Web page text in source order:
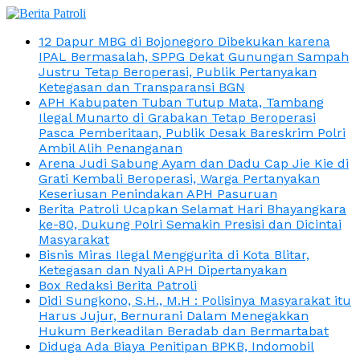
12 Dapur MBG di Bojonegoro Dibekukan karena
IPAL Bermasalah, SPPG Dekat Gunungan Sampah
Justru Tetap Beroperasi, Publik Pertanyakan
Ketegasan dan Transparansi BGN
APH Kabupaten Tuban Tutup Mata, Tambang
Ilegal Munarto di Grabakan Tetap Beroperasi
Pasca Pemberitaan, Publik Desak Bareskrim Polri
Ambil Alih Penanganan
Arena Judi Sabung Ayam dan Dadu Cap Jie Kie di
Grati Kembali Beroperasi, Warga Pertanyakan
Keseriusan Penindakan APH Pasuruan
Berita Patroli Ucapkan Selamat Hari Bhayangkara
ke-80, Dukung Polri Semakin Presisi dan Dicintai
Masyarakat
Bisnis Miras Ilegal Menggurita di Kota Blitar,
Ketegasan dan Nyali APH Dipertanyakan
Box Redaksi Berita Patroli
Didi Sungkono, S.H., M.H : Polisinya Masyarakat itu
Harus Jujur, Bernurani Dalam Menegakkan
Hukum Berkeadilan Beradab dan Bermartabat
Diduga Ada Biaya Penitipan BPKB, Indomobil